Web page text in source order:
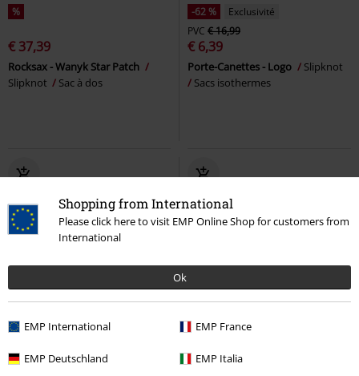
Shopping from International
Please click here to visit EMP Online Shop for customers from
International
Ok
EMP International EMP France
EMP Deutschland EMP Italia
%
€ 37,39
Rocksax - Wanyk Star Patch
Slipknot
Sac à dos
-62 %
Exclusivité
PVC € 16,99
€ 6,39
Porte-Canettes - Logo
Slipknot
Sacs isothermes
€ 26,39 € 30,99